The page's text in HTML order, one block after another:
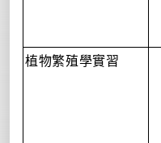
植物繁殖學實習